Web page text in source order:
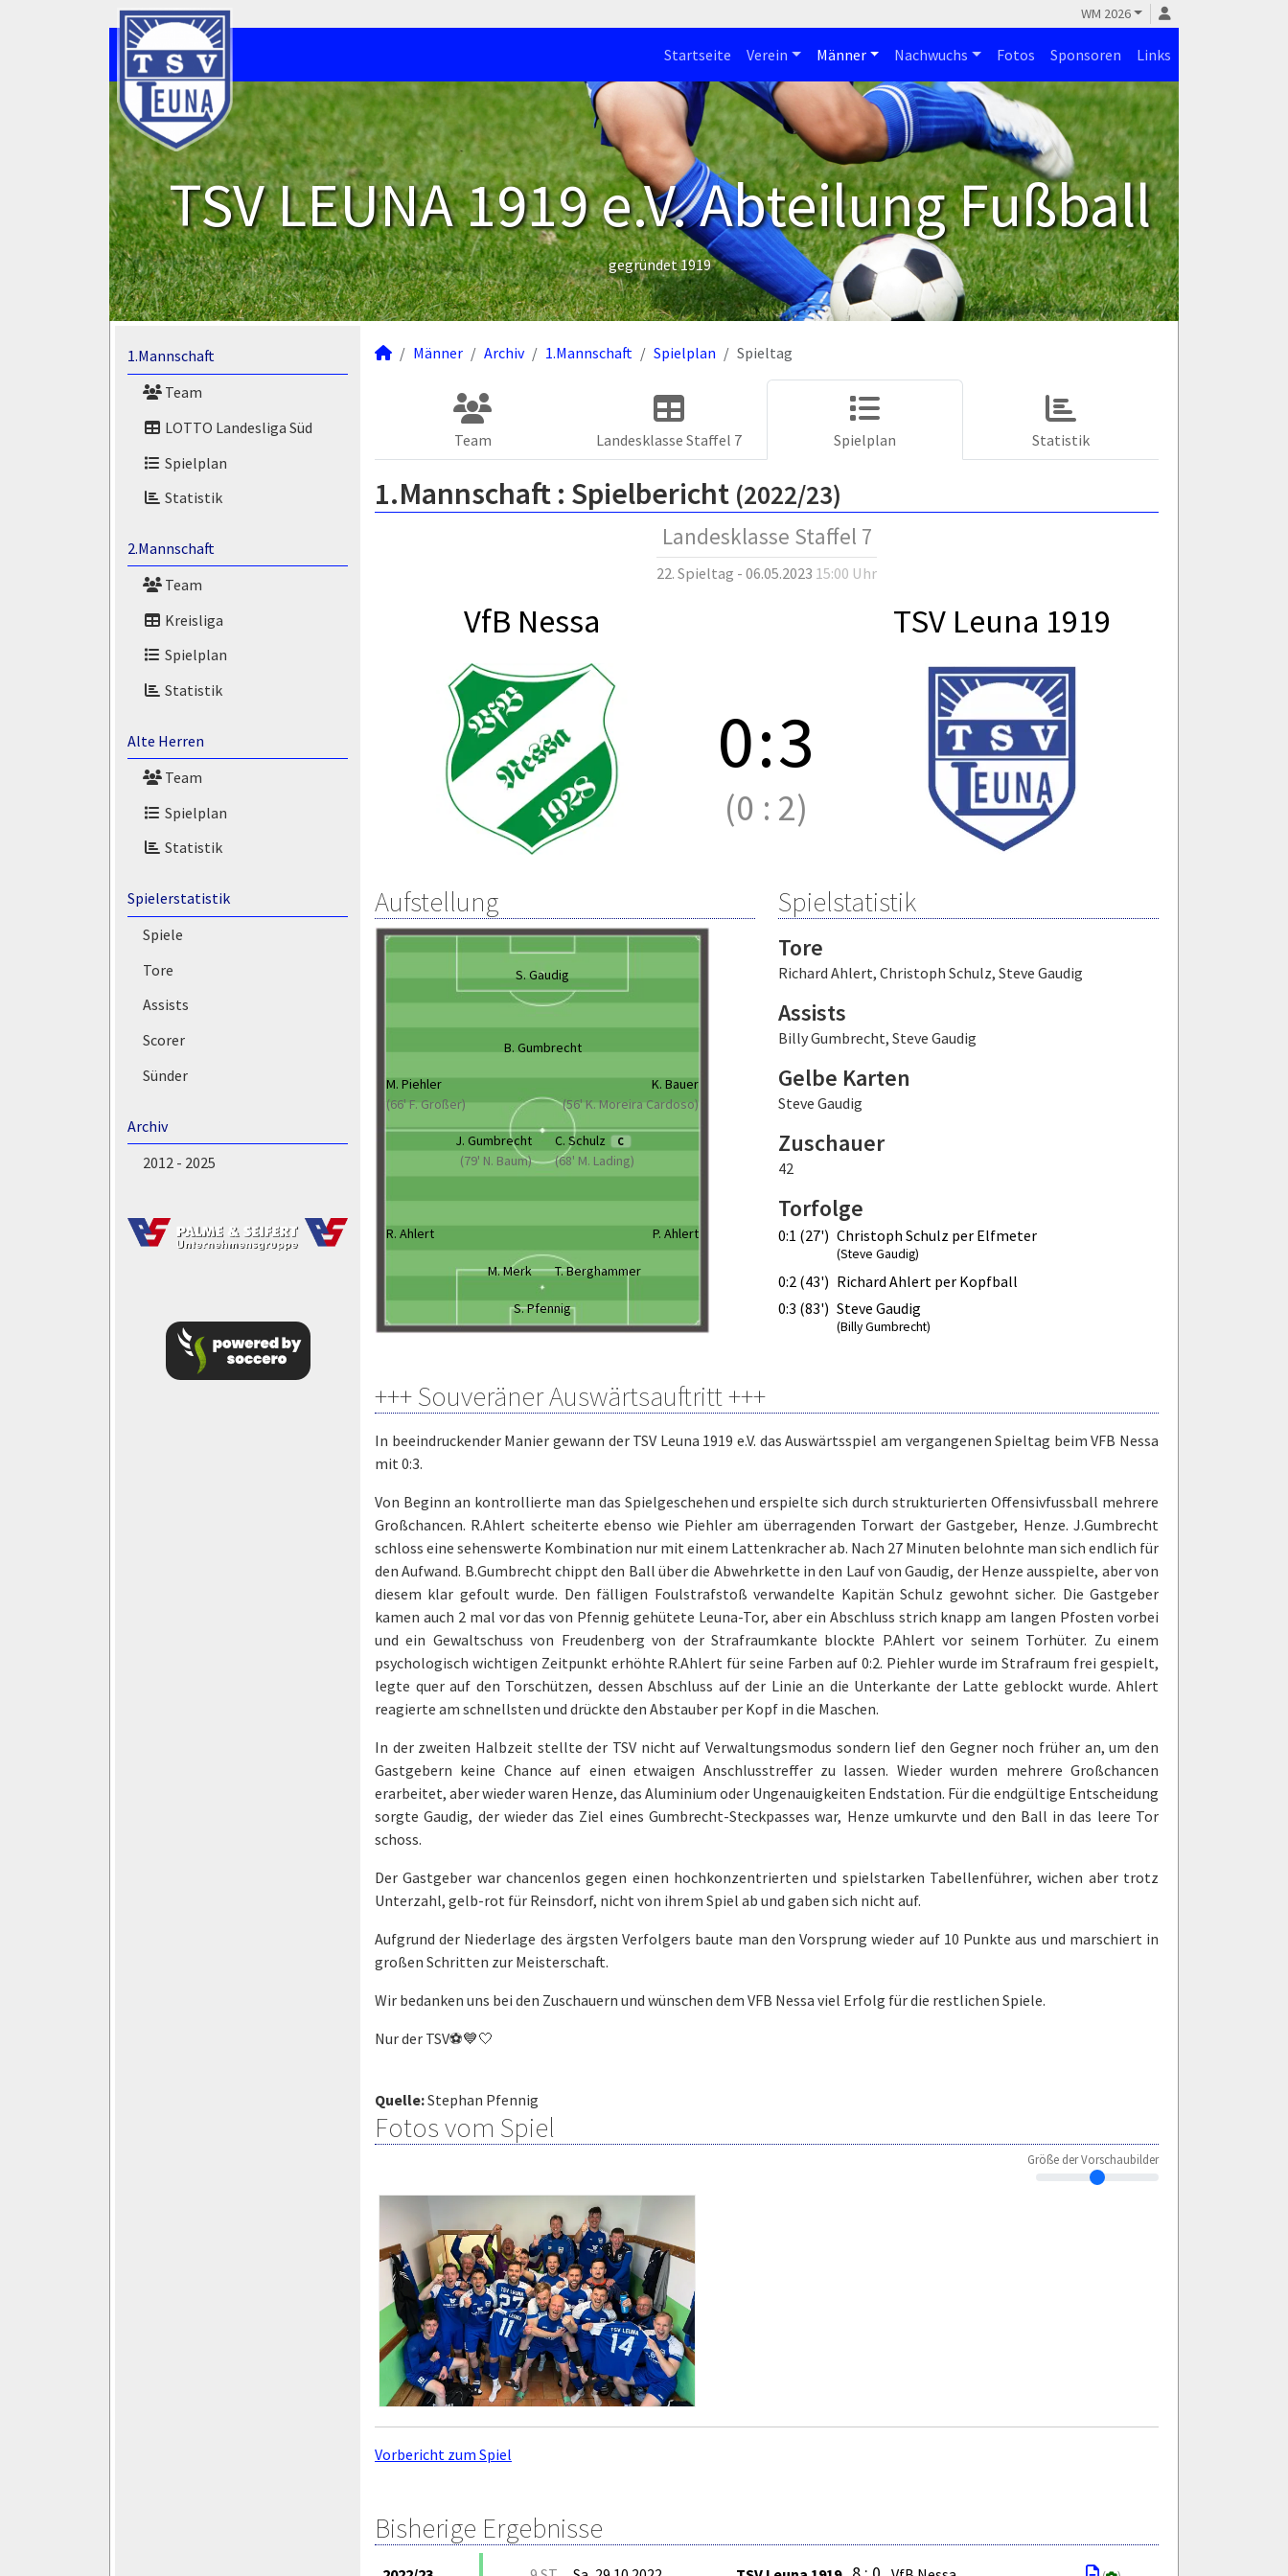
WM 2026
Startseite Verein Männer Nachwuchs Fotos Sponsoren Links
TSV LEUNA 1919 e.V. Abteilung Fußball
gegründet 1919
1.Mannschaft
Team
LOTTO Landesliga Süd
Spielplan
Statistik
2.Mannschaft
Team
Kreisliga
Spielplan
Statistik
Alte Herren
Team
Spielplan
Statistik
Spielerstatistik
Spiele
Tore
Assists
Scorer
Sünder
Archiv
2012 - 2025
Männer Archiv 1.Mannschaft Spielplan Spieltag
Team Landesklasse Staffel 7 Spielplan Statistik
1.Mannschaft : Spielbericht (2022/23)
Landesklasse Staffel 7
22. Spieltag - 06.05.2023 15:00 Uhr
VfB Nessa TSV Leuna 1919
0:3
(0 : 2)
Aufstellung
S. Gaudig
B. Gumbrecht
M. Piehler
(66' F. Großer)
K. Bauer
(56' K. Moreira Cardoso)
J. Gumbrecht
(79' N. Baum)
C. Schulz C
(68' M. Lading)
R. Ahlert P. Ahlert
M. Merk T. Berghammer
S. Pfennig
Spielstatistik
Tore
Richard Ahlert, Christoph Schulz, Steve Gaudig
Assists
Billy Gumbrecht, Steve Gaudig
Gelbe Karten
Steve Gaudig
Zuschauer
42
Torfolge
0:1 (27') Christoph Schulz per Elfmeter
(Steve Gaudig)
0:2 (43') Richard Ahlert per Kopfball
0:3 (83') Steve Gaudig
(Billy Gumbrecht)
+++ Souveräner Auswärtsauftritt +++
In beeindruckender Manier gewann der TSV Leuna 1919 e.V. das Auswärtsspiel am vergangenen Spieltag beim VFB Nessa
mit 0:3.
Von Beginn an kontrollierte man das Spielgeschehen und erspielte sich durch strukturierten Offensivfussball mehrere
Großchancen. R.Ahlert scheiterte ebenso wie Piehler am überragenden Torwart der Gastgeber, Henze. J.Gumbrecht
schloss eine sehenswerte Kombination nur mit einem Lattenkracher ab. Nach 27 Minuten belohnte man sich endlich für
den Aufwand. B.Gumbrecht chippt den Ball über die Abwehrkette in den Lauf von Gaudig, der Henze ausspielte, aber von
diesem klar gefoult wurde. Den fälligen Foulstrafstoß verwandelte Kapitän Schulz gewohnt sicher. Die Gastgeber
kamen auch 2 mal vor das von Pfennig gehütete Leuna-Tor, aber ein Abschluss strich knapp am langen Pfosten vorbei
und ein Gewaltschuss von Freudenberg von der Strafraumkante blockte P.Ahlert vor seinem Torhüter. Zu einem
psychologisch wichtigen Zeitpunkt erhöhte R.Ahlert für seine Farben auf 0:2. Piehler wurde im Strafraum frei gespielt,
legte quer auf den Torschützen, dessen Abschluss auf der Linie an die Unterkante der Latte geblockt wurde. Ahlert
reagierte am schnellsten und drückte den Abstauber per Kopf in die Maschen.
In der zweiten Halbzeit stellte der TSV nicht auf Verwaltungsmodus sondern lief den Gegner noch früher an, um den
Gastgebern keine Chance auf einen etwaigen Anschlusstreffer zu lassen. Wieder wurden mehrere Großchancen
erarbeitet, aber wieder waren Henze, das Aluminium oder Ungenauigkeiten Endstation. Für die endgültige Entscheidung
sorgte Gaudig, der wieder das Ziel eines Gumbrecht-Steckpasses war, Henze umkurvte und den Ball in das leere Tor
schoss.
Der Gastgeber war chancenlos gegen einen hochkonzentrierten und spielstarken Tabellenführer, wichen aber trotz
Unterzahl, gelb-rot für Reinsdorf, nicht von ihrem Spiel ab und gaben sich nicht auf.
Aufgrund der Niederlage des ärgsten Verfolgers baute man den Vorsprung wieder auf 10 Punkte aus und marschiert in
großen Schritten zur Meisterschaft.
Wir bedanken uns bei den Zuschauern und wünschen dem VFB Nessa viel Erfolg für die restlichen Spiele.
Nur der TSV⚽️💙🤍
Quelle:Stephan Pfennig
Fotos vom Spiel
Größe der Vorschaubilder
Vorbericht zum Spiel
Bisherige Ergebnisse